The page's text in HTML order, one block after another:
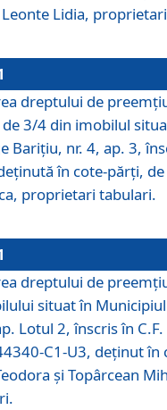
Lidia,
dreptului de
3/4 din imobilul
Barițiu, nr. 4, ap. 3,
în cote-părți,
proprietari tabulari.
dreptului de
situat în
Lotul 2, înscris în
C1-U3, deținut în
și Topârcean